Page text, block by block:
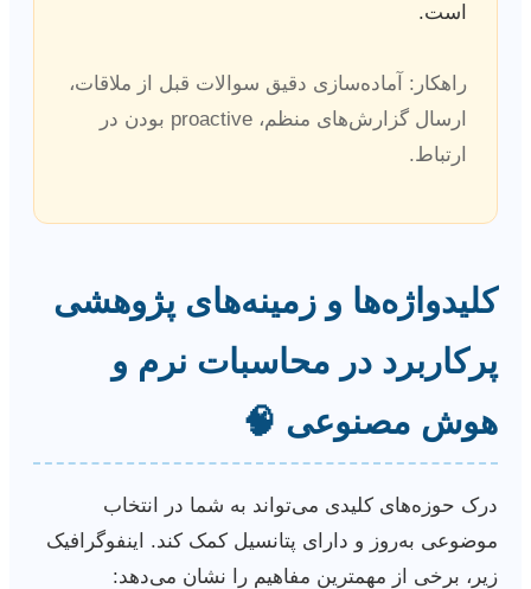
است.
راهکار: آماده‌سازی دقیق سوالات قبل از ملاقات،
ارسال گزارش‌های منظم، proactive بودن در
ارتباط.
کلیدواژه‌ها و زمینه‌های پژوهشی
پرکاربرد در محاسبات نرم و
هوش مصنوعی 🧠
درک حوزه‌های کلیدی می‌تواند به شما در انتخاب
موضوعی به‌روز و دارای پتانسیل کمک کند. اینفوگرافیک
زیر، برخی از مهمترین مفاهیم را نشان می‌دهد: